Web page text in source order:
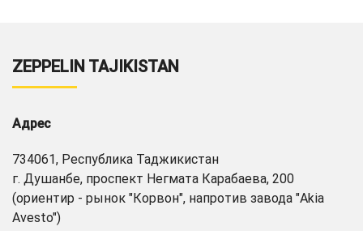
ZEPPELIN TAJIKISTAN
Адрес
734061, Республика Таджикистан
г. Душанбе, проспект Негмата Карабаева, 200
(ориентир - рынок "Корвон", напротив завода "Akia
Avesto")